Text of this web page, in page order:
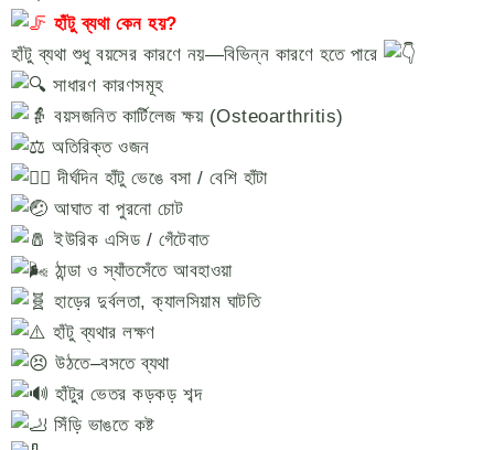
হাঁটু ব্যথা কেন হয়?
হাঁটু ব্যথা শুধু বয়সের কারণে নয়—বিভিন্ন কারণে হতে পারে
সাধারণ কারণসমূহ
বয়সজনিত কার্টিলেজ ক্ষয় (Osteoarthritis)
অতিরিক্ত ওজন
দীর্ঘদিন হাঁটু ভেঙে বসা / বেশি হাঁটা
আঘাত বা পুরনো চোট
ইউরিক এসিড / গেঁটেবাত
ঠান্ডা ও স্যাঁতসেঁতে আবহাওয়া
হাড়ের দুর্বলতা, ক্যালসিয়াম ঘাটতি
হাঁটু ব্যথার লক্ষণ
উঠতে–বসতে ব্যথা
হাঁটুর ভেতর কড়কড় শব্দ
সিঁড়ি ভাঙতে কষ্ট